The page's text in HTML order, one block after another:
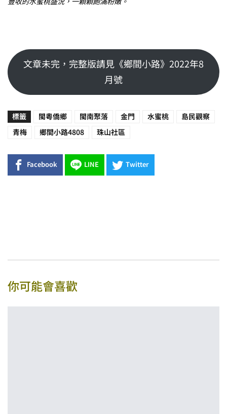
文章未完，完整版請見《鄉間小路》2022年8
月號
標籤 閩粵僑鄉 閩南聚落 金門 水蜜桃 島民觀察
青梅 鄉間小路4808 珠山社區
Facebook LINE Twitter
你可能會喜歡